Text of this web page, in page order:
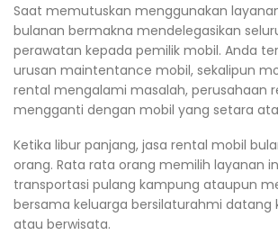
Saat memutuskan menggunakan
bulanan bermakna mendelegasikan
perawatan kepada pemilik mobil. Anda
urusan maintentance mobil, sekalipun
rental mengalami masalah, perusahaan
mengganti dengan mobil yang setara
Ketika libur panjang, jasa rental mobil
orang. Rata rata orang memilih layanan
transportasi pulang kampung ataupun
bersama keluarga bersilaturahmi datang
atau berwisata.